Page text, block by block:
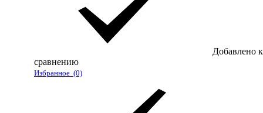
Добавлено к
сравнению
Избранное (0)